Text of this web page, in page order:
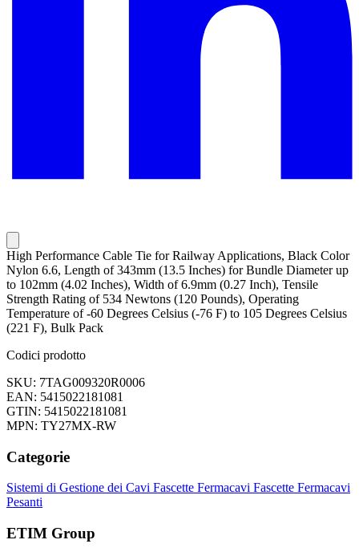
High Performance Cable Tie for Railway Applications, Black Color
Nylon 6.6, Length of 343mm (13.5 Inches) for Bundle Diameter up
to 102mm (4.02 Inches), Width of 6.9mm (0.27 Inch), Tensile
Strength Rating of 534 Newtons (120 Pounds), Operating
Temperature of -60 Degrees Celsius (-76 F) to 105 Degrees Celsius
(221 F), Bulk Pack
Codici prodotto
SKU: 7TAG009320R0006
EAN: 5415022181081
GTIN: 5415022181081
MPN: TY27MX-RW
Categorie
Sistemi di Gestione dei Cavi Fascette Fermacavi Fascette Fermacavi
Pesanti
ETIM Group